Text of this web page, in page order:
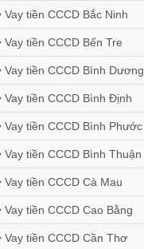
Vay tiền CCCD Bắc Ninh
Vay tiền CCCD Bến Tre
Vay tiền CCCD Bình Dương
Vay tiền CCCD Bình Định
Vay tiền CCCD Bình Phước
Vay tiền CCCD Bình Thuận
Vay tiền CCCD Cà Mau
Vay tiền CCCD Cao Bằng
Vay tiền CCCD Cần Thơ